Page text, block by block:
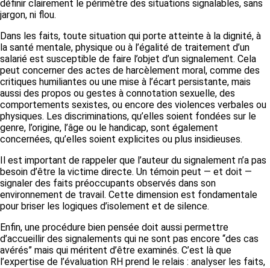
définir clairement le périmètre des situations signalables, sans
jargon, ni flou.
Dans les faits, toute situation qui porte atteinte à la dignité, à
la santé mentale, physique ou à l’égalité de traitement d’un
salarié est susceptible de faire l’objet d’un signalement. Cela
peut concerner des actes de harcèlement moral, comme des
critiques humiliantes ou une mise à l’écart persistante, mais
aussi des propos ou gestes à connotation sexuelle, des
comportements sexistes, ou encore des violences verbales ou
physiques. Les discriminations, qu’elles soient fondées sur le
genre, l’origine, l’âge ou le handicap, sont également
concernées, qu’elles soient explicites ou plus insidieuses.
Il est important de rappeler que l’auteur du signalement n’a pas
besoin d’être la victime directe. Un témoin peut — et doit —
signaler des faits préoccupants observés dans son
environnement de travail. Cette dimension est fondamentale
pour briser les logiques d’isolement et de silence.
Enfin, une procédure bien pensée doit aussi permettre
d’accueillir des signalements qui ne sont pas encore “des cas
avérés” mais qui méritent d’être examinés. C’est là que
l’expertise de l’évaluation RH prend le relais : analyser les faits,